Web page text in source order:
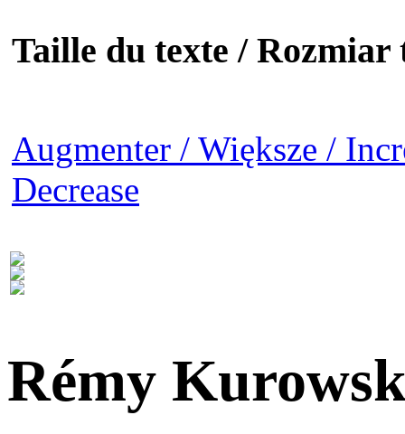
Taille du texte / Rozmiar
Augmenter / Większe /
Decrease
Rémy